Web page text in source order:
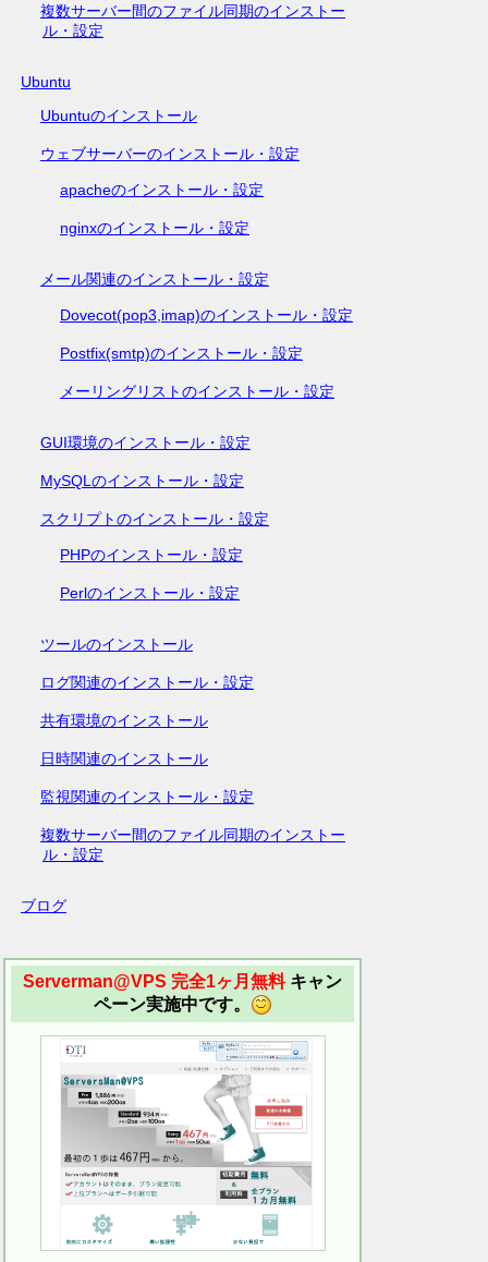
複数サーバー間のファイル同期のインストー
ル・設定
Ubuntu
Ubuntuのインストール
ウェブサーバーのインストール・設定
apacheのインストール・設定
nginxのインストール・設定
メール関連のインストール・設定
Dovecot(pop3,imap)のインストール・設定
Postfix(smtp)のインストール・設定
メーリングリストのインストール・設定
GUI環境のインストール・設定
MySQLのインストール・設定
スクリプトのインストール・設定
PHPのインストール・設定
Perlのインストール・設定
ツールのインストール
ログ関連のインストール・設定
共有環境のインストール
日時関連のインストール
監視関連のインストール・設定
複数サーバー間のファイル同期のインストー
ル・設定
ブログ
Serverman@VPS 完全1ヶ月無料キャン
ペーン実施中です。